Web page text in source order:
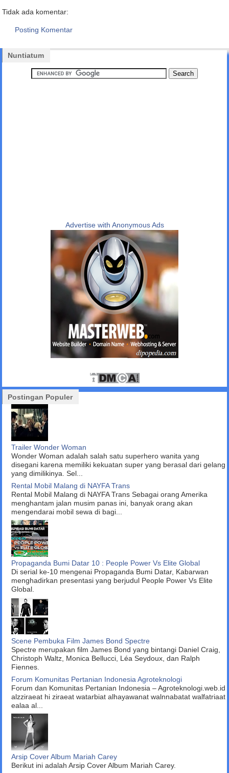
Tidak ada komentar:
Posting Komentar
Nuntiatum
Advertise with Anonymous Ads
Postingan Populer
Trailer Wonder Woman
Wonder Woman adalah salah satu superhero wanita yang
disegani karena memiliki kekuatan super yang berasal dari gelang
yang dimilikinya. Sel...
Rental Mobil Malang di NAYFA Trans
Rental Mobil Malang di NAYFA Trans Sebagai orang Amerika
menghantam jalan musim panas ini, banyak orang akan
mengendarai mobil sewa di bagi...
Propaganda Bumi Datar 10 : People Power Vs Elite Global
Di serial ke-10 mengenai Propaganda Bumi Datar, Kabarwan
menghadirkan presentasi yang berjudul People Power Vs Elite
Global.
Scene Pembuka Film James Bond Spectre
Spectre merupakan film James Bond yang bintangi Daniel Craig,
Christoph Waltz, Monica Bellucci, Léa Seydoux, dan Ralph
Fiennes.
Forum Komunitas Pertanian Indonesia Agroteknologi
Forum dan Komunitas Pertanian Indonesia – Agroteknologi.web.id
alzziraeat hi ziraeat watarbiat alhayawanat walnnabatat walfatriaat
ealaa al...
Arsip Cover Album Mariah Carey
Berikut ini adalah Arsip Cover Album Mariah Carey.